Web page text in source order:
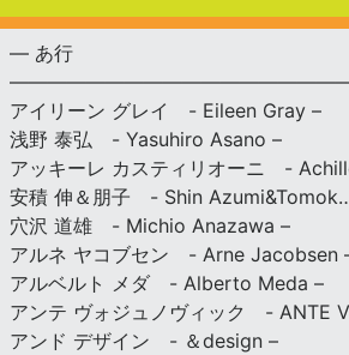
— あ行
アイリーン グレイ - Eileen Gray –
浅野 泰弘 - Yasuhiro Asano –
アッキーレ カスティリオーニ -
安積 伸＆朋子 - Shin
穴沢 道雄 - Michio Anazawa –
アルネ ヤコブセン - Arne Jacobsen
アルベルト メダ - Alberto Meda –
アンテ ヴォジュノヴィック - ANTE
アンド デザイン - ＆design –